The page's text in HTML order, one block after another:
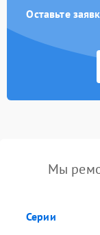
Оставьте
Мы
Серии